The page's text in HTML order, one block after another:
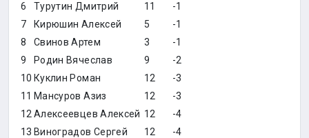
6
Турутин Дмитрий 11
-1
7
Кирюшин Алексей 5
-1
8
Свинов Артем 3
-1
9
Родин Вячеслав 9
-2
10 Куклин Роман 12
-3
11 Мансуров Азиз 12
-3
12 Алексеевцев Алексей 12
-4
13 Виноградов Сергей 12
-4